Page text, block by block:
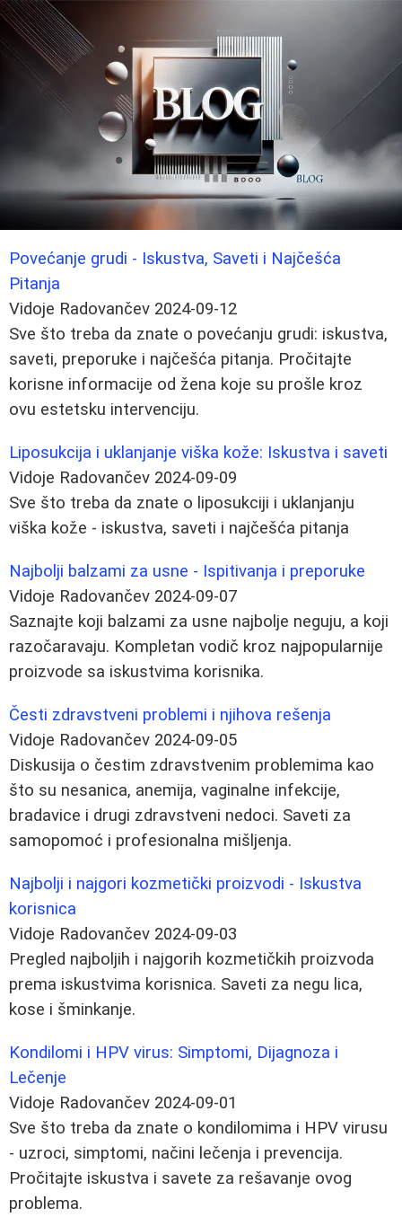
Povećanje grudi - Iskustva, Saveti i Najčešća
Pitanja
Vidoje Radovančev 2024-09-12
Sve što treba da znate o povećanju grudi: iskustva,
saveti, preporuke i najčešća pitanja. Pročitajte
korisne informacije od žena koje su prošle kroz
ovu estetsku intervenciju.
Liposukcija i uklanjanje viška kože: Iskustva i saveti
Vidoje Radovančev 2024-09-09
Sve što treba da znate o liposukciji i uklanjanju
viška kože - iskustva, saveti i najčešća pitanja
Najbolji balzami za usne - Ispitivanja i preporuke
Vidoje Radovančev 2024-09-07
Saznajte koji balzami za usne najbolje neguju, a koji
razočaravaju. Kompletan vodič kroz najpopularnije
proizvode sa iskustvima korisnika.
Česti zdravstveni problemi i njihova rešenja
Vidoje Radovančev 2024-09-05
Diskusija o čestim zdravstvenim problemima kao
što su nesanica, anemija, vaginalne infekcije,
bradavice i drugi zdravstveni nedoci. Saveti za
samopomoć i profesionalna mišljenja.
Najbolji i najgori kozmetički proizvodi - Iskustva
korisnica
Vidoje Radovančev 2024-09-03
Pregled najboljih i najgorih kozmetičkih proizvoda
prema iskustvima korisnica. Saveti za negu lica,
kose i šminkanje.
Kondilomi i HPV virus: Simptomi, Dijagnoza i
Lečenje
Vidoje Radovančev 2024-09-01
Sve što treba da znate o kondilomima i HPV virusu
- uzroci, simptomi, načini lečenja i prevencija.
Pročitajte iskustva i savete za rešavanje ovog
problema.